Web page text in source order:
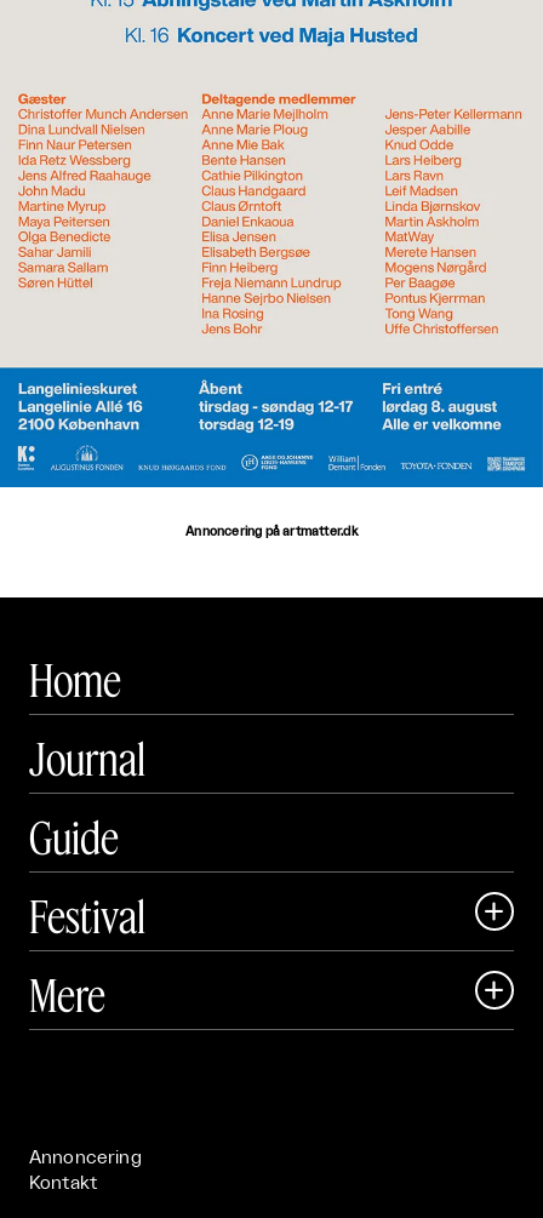
Annoncering på artmatter.dk
Home
Journal
Guide
Festival

 Art Matter Festival
Mere 
Annoncering
Kontakt